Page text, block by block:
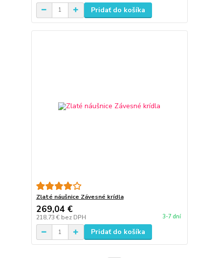
Pridať do košíka
Zlaté náušnice Závesné krídla
269,04 €
218,73 € bez DPH 3-7 dní
Pridať do košíka